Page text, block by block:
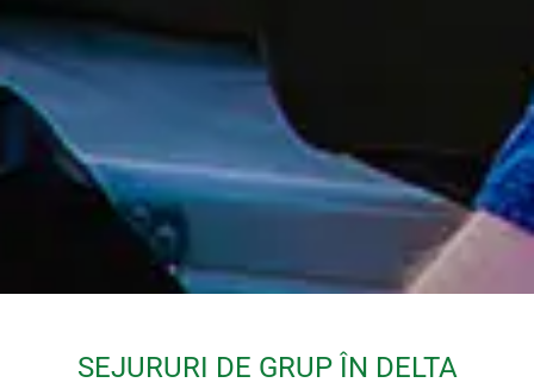
SEJURURI DE GRUP ÎN DELTA